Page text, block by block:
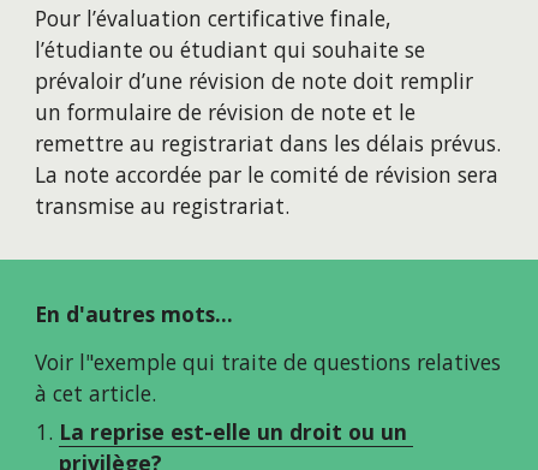
Pour l’évaluation certificative finale,
l’étudiante ou étudiant qui souhaite se
prévaloir d’une révision de note doit remplir
un formulaire de révision de note et le
remettre au registrariat dans les délais prévus.
La note accordée par le comité de révision sera
transmise au registrariat.
En d'autres mots...
Voir l"exemple qui traite de questions relatives
à cet article.
La reprise est-elle un droit ou un
privilège?